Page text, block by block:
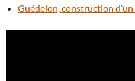
Guédelon, construction